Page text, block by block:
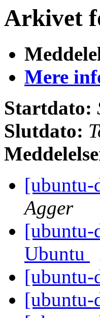
Arkivet
Mere
Startdato:
Slutdato:
Agger
[ubuntu-
Ubuntu